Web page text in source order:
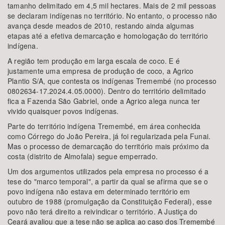
tamanho delimitado em 4,5 mil hectares. Mais de 2 mil pessoas
se declaram indígenas no território. No entanto, o processo não
avança desde meados de 2010, restando ainda algumas
etapas até a efetiva demarcação e homologação do território
indígena.
A região tem produção em larga escala de coco. E é
justamente uma empresa de produção de coco, a Agrico
Plantio S/A, que contesta os indígenas Tremembé (no processo
0802634-17.2024.4.05.0000). Dentro do território delimitado
fica a Fazenda São Gabriel, onde a Agrico alega nunca ter
vivido quaisquer povos indígenas.
Parte do território indígena Tremembé, em área conhecida
como Córrego do João Pereira, já foi regularizada pela Funai.
Mas o processo de demarcação do território mais próximo da
costa (distrito de Almofala) segue emperrado.
Um dos argumentos utilizados pela empresa no processo é a
tese do "marco temporal", a partir da qual se afirma que se o
povo indígena não estava em determinado território em
outubro de 1988 (promulgação da Constituição Federal), esse
povo não terá direito a reivindicar o território. A Justiça do
Ceará avaliou que a tese não se aplica ao caso dos Tremembé